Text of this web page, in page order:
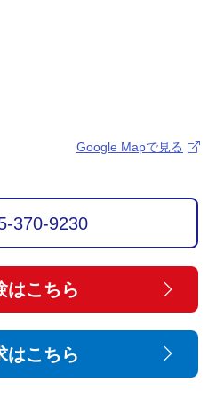
Google Mapで見る
370-9230
はこちら
はこちら